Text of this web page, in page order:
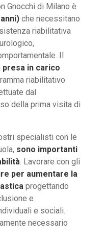
Gnocchi di Milano è
che necessitano
riabilitativa
Il
presa in carico
riabilitativo
dal
della prima visita di
specialisti con le
sono importanti
. Lavorare con gli
per aumentare la
progettando
e
e sociali.
necessario